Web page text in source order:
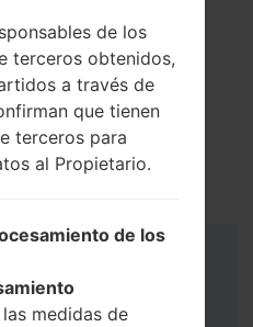
de los
terceros obtenidos,
a través de
que tienen
terceros para
al Propietario.
de los
medidas de